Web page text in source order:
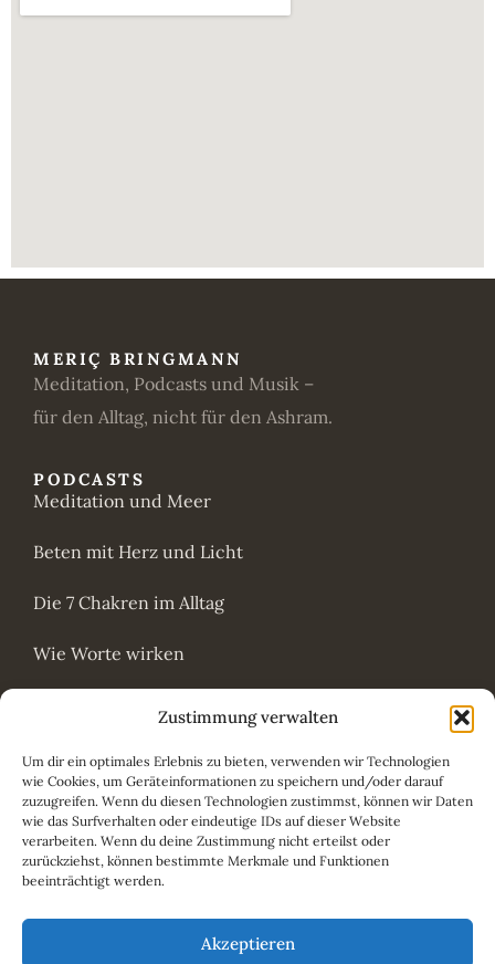
Zustimmung verwalten
Um dir ein optimales Erlebnis zu bieten, verwenden wir Technologien
wie Cookies, um Geräteinformationen zu speichern und/oder darauf
zuzugreifen. Wenn du diesen Technologien zustimmst, können wir Daten
wie das Surfverhalten oder eindeutige IDs auf dieser Website
verarbeiten. Wenn du deine Zustimmung nicht erteilst oder
zurückziehst, können bestimmte Merkmale und Funktionen
beeinträchtigt werden.
Akzeptieren
MERIÇ BRINGMANN
Meditation, Podcasts und Musik –
für den Alltag, nicht für den Ashram.
PODCASTS
Meditation und Meer
Beten mit Herz und Licht
Die 7 Chakren im Alltag
Wie Worte wirken
Bandcamp
SoundCloud
Insight Timer
YouTube